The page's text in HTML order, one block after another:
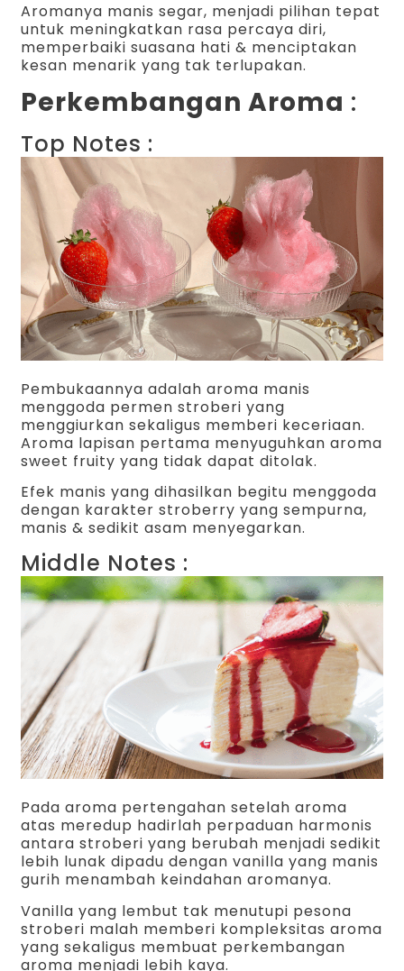
Aromanya manis segar, menjadi pilihan tepat
untuk meningkatkan rasa percaya diri,
memperbaiki suasana hati & menciptakan
kesan menarik yang tak terlupakan.
Perkembangan Aroma :
Top Notes :
Pembukaannya adalah aroma manis
menggoda permen stroberi yang
menggiurkan sekaligus memberi keceriaan.
Aroma lapisan pertama menyuguhkan aroma
sweet fruity yang tidak dapat ditolak.
Efek manis yang dihasilkan begitu menggoda
dengan karakter stroberry yang sempurna,
manis & sedikit asam menyegarkan.
Middle Notes :
Pada aroma pertengahan setelah aroma
atas meredup hadirlah perpaduan harmonis
antara stroberi yang berubah menjadi sedikit
lebih lunak dipadu dengan vanilla yang manis
gurih menambah keindahan aromanya.
Vanilla yang lembut tak menutupi pesona
stroberi malah memberi kompleksitas aroma
yang sekaligus membuat perkembangan
aroma menjadi lebih kaya.